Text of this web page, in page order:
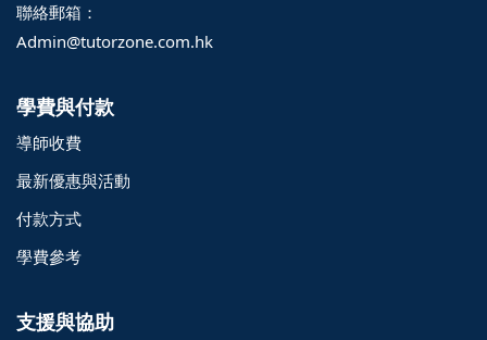
聯絡郵箱：
Admin@tutorzone.com.hk
學費與付款
導師收費
最新優惠與活動
付款方式
學費參考
支援與協助